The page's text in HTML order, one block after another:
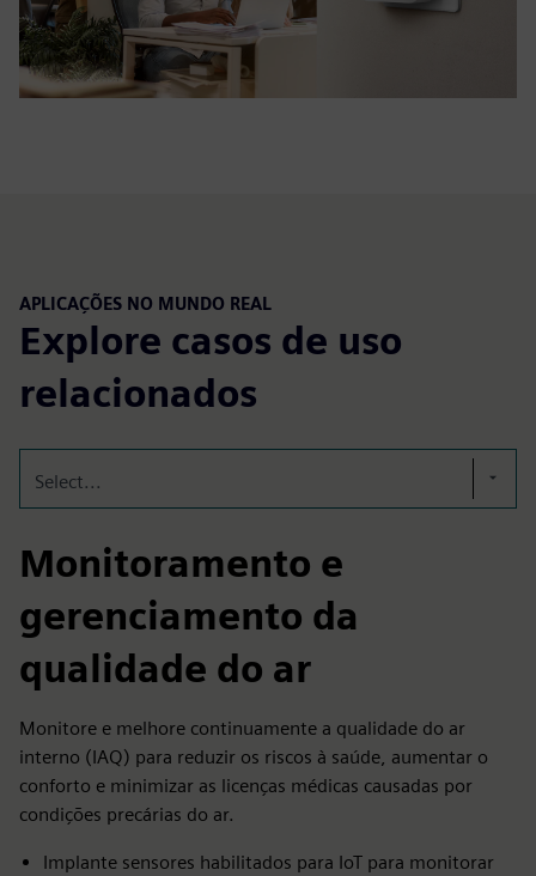
APLICAÇÕES NO MUNDO REAL
Explore casos de uso
relacionados
Select...
Monitoramento e
gerenciamento da
qualidade do ar
Monitore e melhore continuamente a qualidade do ar
interno (IAQ) para reduzir os riscos à saúde, aumentar o
conforto e minimizar as licenças médicas causadas por
condições precárias do ar.
Implante sensores habilitados para IoT para monitorar